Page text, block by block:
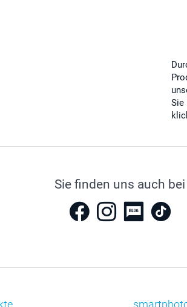
Sie
Sie finden uns auch bei